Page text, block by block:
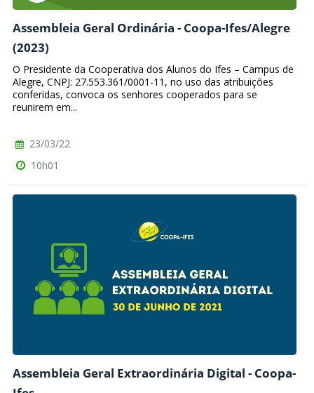
Assembleia Geral Ordinária - Coopa-Ifes/Alegre
(2023)
O Presidente da Cooperativa dos Alunos do Ifes – Campus de
Alegre, CNPJ: 27.553.361/0001-11, no uso das atribuições
conferidas, convoca os senhores cooperados para se
reunirem em...
23/03/22
10h01
Assembleia Geral Extraordinária Digital - Coopa-